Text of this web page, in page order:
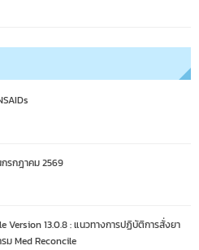
รกฎาคม 2569
Version 13.0.8 : แนวทางการปฏิบัติการสั่งยา
ม Med Reconcile